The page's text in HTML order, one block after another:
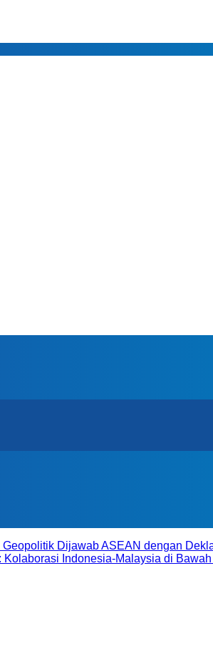
Geopolitik Dijawab ASEAN dengan
Kolaborasi Indonesia-Malaysia di